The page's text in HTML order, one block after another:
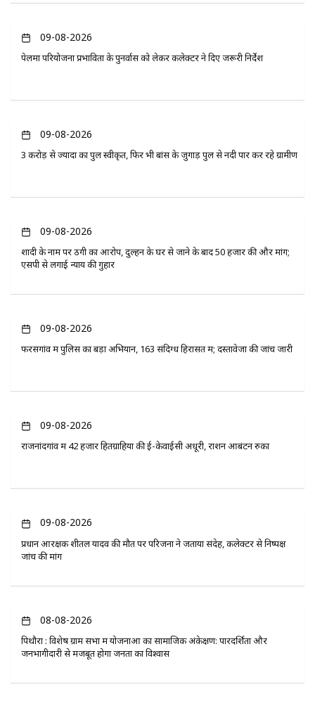
09-08-2026
पेलमा परियोजना प्रभावितों के पुनर्वास को लेकर कलेक्टर ने दिए जरूरी निर्देश
09-08-2026
3 करोड़ से ज्यादा का पुल स्वीकृत, फिर भी बांस के जुगाड़ पुल से नदी पार कर रहे ग्रामीण
09-08-2026
शादी के नाम पर ठगी का आरोप, दुल्हन के घर से जाने के बाद 50 हजार की और मांग;
एसपी से लगाई न्याय की गुहार
09-08-2026
फरसगांव में पुलिस का बड़ा अभियान, 163 संदिग्ध हिरासत में; दस्तावेजों की जांच जारी
09-08-2026
राजनांदगांव में 42 हजार हितग्राहियों की ई-केवाईसी अधूरी, राशन आबंटन रुका
09-08-2026
प्रधान आरक्षक शीतल यादव की मौत पर परिजनों ने जताया संदेह, कलेक्टर से निष्पक्ष
जांच की मांग
08-08-2026
पिथौरा : विशेष ग्राम सभा में योजनाओं का सामाजिक अंकेक्षण: पारदर्शिता और
जनभागीदारी से मजबूत होगा जनता का विश्वास